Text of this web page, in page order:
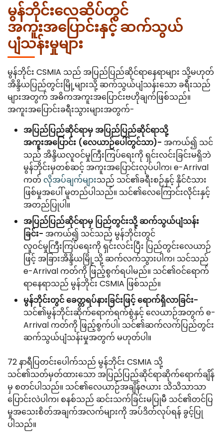
မွန်ဘိုင်းလေဆိပ်တွင်
အကူးအပြောင်းနှင့် ဆက်သွယ်
ပျံသန်းမှုများ
မွန်ဘိုင်း CSMIA သည် အပြည်ပြည်ဆိုင်ရာနေရာများ သို့မဟုတ်
အိန္ဒိယပြည်တွင်းမြို့များသို့ ဆက်သွယ်ပျံသန်းသော ခရီးသည်
များအတွက် အဓိကအကူးအပြောင်းဗဟိုချက်ဖြစ်သည်။
အကူးအပြောင်းခရီးသွားများအတွက်-
အပြည်ပြည်ဆိုင်ရာမှ အပြည်ပြည်ဆိုင်ရာသို့
အကူးအပြောင်း (လေယာဉ်ပေါ်တွင်သာ)- အကယ်၍ သင်
သည် အိန္ဒိယလူဝင်မှုကြီးကြပ်ရေးကို ရှင်းလင်းခြင်းမရှိဘဲ
မွန်ဘိုင်းမှတစ်ဆင့် အကူးအပြောင်းလုပ်ပါက၊ e-Arrival
ကတ် လိုအပ်ချက်များသည် သင်၏ခရီးစဉ်နှင့် နိုင်ငံသား
ဖြစ်မှုအပေါ် မူတည်ပါသည်။ သင်၏လေကြောင်းလိုင်းနှင့်
အတည်ပြုပါ။
အပြည်ပြည်ဆိုင်ရာမှ ပြည်တွင်းသို့ ဆက်သွယ်ပျံသန်း
ခြင်း- အကယ်၍ သင်သည် မွန်ဘိုင်းတွင်
လူဝင်မှုကြီးကြပ်ရေးကို ရှင်းလင်းပြီး ပြည်တွင်းလေယာဉ်
ဖြင့် အခြားအိန္ဒိယမြို့သို့ ဆက်လက်သွားပါက၊ သင်သည်
e-Arrival ကတ်ကို ဖြည့်စွက်ရပါမည်။ သင်၏ဝင်ရောက်
ရာနေရာသည် မွန်ဘိုင်း CSMIA ဖြစ်သည်။
မွန်ဘိုင်းတွင် ခေတ္တရပ်နားခြင်းဖြင့် ရောက်ရှိလာခြင်း-
သင်၏မွန်ဘိုင်းဆိုက်ရောက်ရက်စွဲနှင့် လေယာဉ်အတွက် e-
Arrival ကတ်ကို ဖြည့်စွက်ပါ၊ သင်၏ဆက်လက်ပြည်တွင်း
ဆက်သွယ်ပျံသန်းမှုအတွက် မဟုတ်ပါ။
72 နာရီပြတင်းပေါက်သည် မွန်ဘိုင်း CSMIA သို့
သင်၏သတ်မှတ်ထားသော အပြည်ပြည်ဆိုင်ရာဆိုက်ရောက်ချိန်
မှ စတင်ပါသည်။ သင်၏လေယာဉ်အချိန်ဇယား သိသိသာသာ
ပြောင်းလဲပါက၊ စနစ်သည် ဆင်းသက်ခြင်းမပြုမီ သင်၏တင်ပြ
မှုအသေးစိတ်အချက်အလက်များကို အပ်ဒိတ်လုပ်ရန် ခွင့်ပြု
ပါသည်။